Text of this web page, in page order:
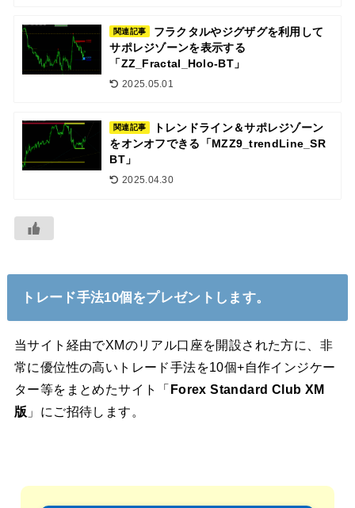
関連記事
フラクタルやジグザグを利用して
サポレジゾーンを表示する
「ZZ_Fractal_Holo-BT」
2025.05.01
関連記事
トレンドライン＆サポレジゾーン
をオンオフできる「MZZ9_trendLine_SR
BT」
2025.04.30
トレード手法10個をプレゼントします。
当サイト経由でXMのリアル口座を開設された方に、非
常に優位性の高いトレード手法を10個+自作インジケー
ター等をまとめたサイト「 Forex Standard Club XM
版 」にご招待します。